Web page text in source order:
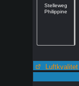
Stelleweg
Philippine
Luftkvalitet